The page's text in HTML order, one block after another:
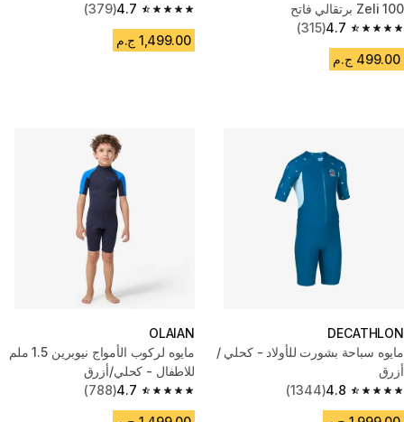
100 Zeli برتقالي فاتح
4.7
4.7 out of 5 stars from 315 reviews
(315)
499.00 ج.م
4.7
4.7 out of 5 stars from 379 reviews
(379)
1,499.00 ج.م
DECATHLON
مايوه سباحة بشورت للأولاد - كحلي /
أزرق
4.8
4.8 out of 5 stars from 1344 reviews
(1344)
OLAIAN
مايوه لركوب الأمواج نيوبرين 1.5 ملم
للاطفال - كحلي/أزرق
4.7
4.7 out of 5 stars from 788 reviews
(788)